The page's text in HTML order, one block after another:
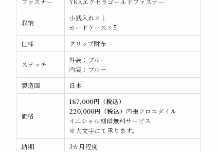
収納
小銭入れ×１
カードケース×5
仕様
クリップ財布
ステッチ
外装；ブルー
内装：ブルー
製造国
日本
価格
187,000円（税込）
220,000円（税込） 内張クロコダイル
イニシャル刻印無料サービス
※大文字にて承ります。
納期
3カ月程度